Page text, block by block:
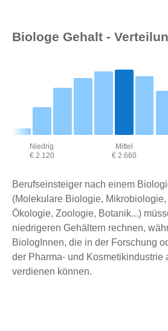
Biologe Gehalt -
Niedrig
€ 2.120
Mittel
€ 2.660
Berufseinsteiger nach einem
(Molekulare Biologie,
Ökologie, Zoologie, Botanik...)
niedrigeren Gehältern rechnen,
BiologInnen, die in der Forschung
der Pharma- und Kosmetikindustrie
verdienen können.